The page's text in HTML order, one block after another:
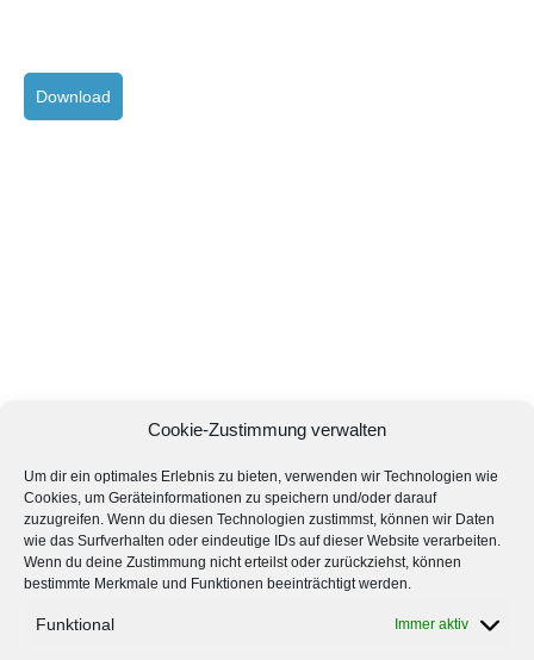
Cookie-Zustimmung verwalten
Um dir ein optimales Erlebnis zu bieten, verwenden wir Technologien wie
Cookies, um Geräteinformationen zu speichern und/oder darauf
zuzugreifen. Wenn du diesen Technologien zustimmst, können wir Daten
wie das Surfverhalten oder eindeutige IDs auf dieser Website verarbeiten.
Wenn du deine Zustimmung nicht erteilst oder zurückziehst, können
bestimmte Merkmale und Funktionen beeinträchtigt werden.
Funktional Immer aktiv
Download